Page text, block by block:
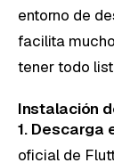
entorno de
facilita
tener todo
Instalación
1. Descarga
oficial de